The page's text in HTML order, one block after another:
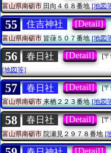
富山県南砺市田向４６８番地 [地図
55 住吉神社 [Detail]
富山県南砺市皆葎５０７番地 [地図
56 春日社 [Detail] [
[地図等]
57 春日社 [Detail]
[
富山県南砺市来栖２２３番地 [地図
58 春日社 [Detail]
[
富山県南砺市 院瀬見２９７８番地 [